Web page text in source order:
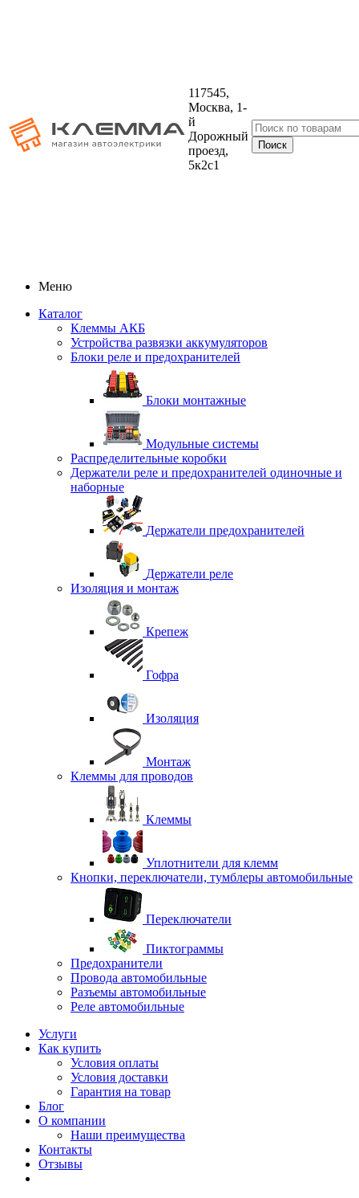
117545,
Москва, 1-
й
Дорожный
проезд,
5к2с1
Меню
Каталог
Клеммы АКБ
Устройства развязки аккумуляторов
Блоки реле и предохранителей
Блоки монтажные
Модульные системы
Распределительные коробки
Держатели реле и предохранителей одиночные и
наборные
Держатели предохранителей
Держатели реле
Изоляция и монтаж
Крепеж
Гофра
Изоляция
Монтаж
Клеммы для проводов
Клеммы
Уплотнители для клемм
Кнопки, переключатели, тумблеры автомобильные
Переключатели
Пиктограммы
Предохранители
Провода автомобильные
Разъемы автомобильные
Реле автомобильные
Услуги
Как купить
Условия оплаты
Условия доставки
Гарантия на товар
Блог
О компании
Наши преимущества
Контакты
Отзывы